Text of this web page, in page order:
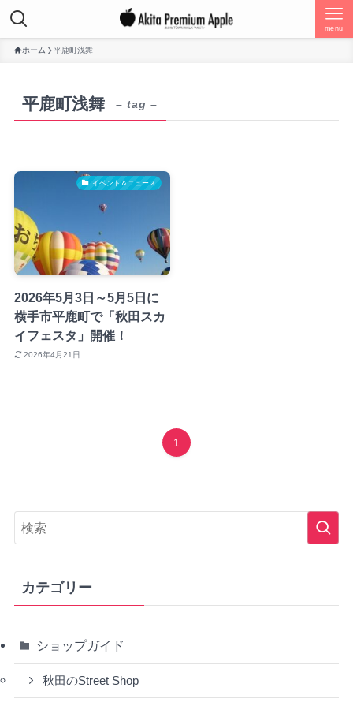
menu
ホーム 平鹿町浅舞
平鹿町浅舞 – tag –
イベント＆ニュース
2026年5月3日～5月5日に
横手市平鹿町で「秋田スカ
イフェスタ」開催！
2026年4月21日
1
カテゴリー
ショップガイド
秋田のStreet Shop